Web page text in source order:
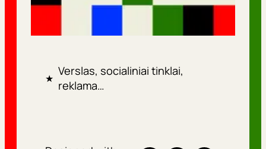
★
Verslas, socialiniai tinklai,
reklama…